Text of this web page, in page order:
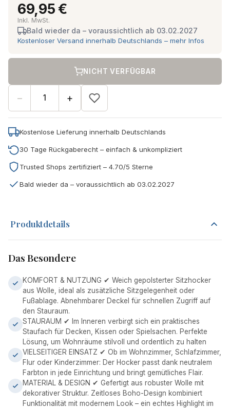
69,95 €
Inkl. MwSt.
Bald wieder da – voraussichtlich ab 03.02.2027
Kostenloser Versand innerhalb Deutschlands – mehr Infos
− +
NICHT VERFÜGBAR
Kostenlose Lieferung innerhalb Deutschlands
30 Tage Rückgaberecht – einfach & unkompliziert
Trusted Shops zertifiziert – 4.70/5 Sterne
Bald wieder da – voraussichtlich ab 03.02.2027
Produktdetails
Das Besondere
KOMFORT & NUTZUNG ✔ Weich gepolsterter Sitzhocker
aus Wolle, ideal als zusätzliche Sitzgelegenheit oder
Fußablage. Abnehmbarer Deckel für schnellen Zugriff auf
den Stauraum.
STAURAUM ✔ Im Inneren verbirgt sich ein praktisches
Staufach für Decken, Kissen oder Spielsachen. Perfekte
Lösung, um Wohnräume stilvoll und ordentlich zu halten
VIELSEITIGER EINSATZ ✔ Ob im Wohnzimmer, Schlafzimmer,
Flur oder Kinderzimmer: Der Hocker passt dank neutralem
Farbton in jede Einrichtung und bringt gemütliches Flair.
MATERIAL & DESIGN ✔ Gefertigt aus robuster Wolle mit
dekorativer Struktur. Zeitloses Boho-Design kombiniert
Funktionalität mit modernem Look – ein echtes Highlight im